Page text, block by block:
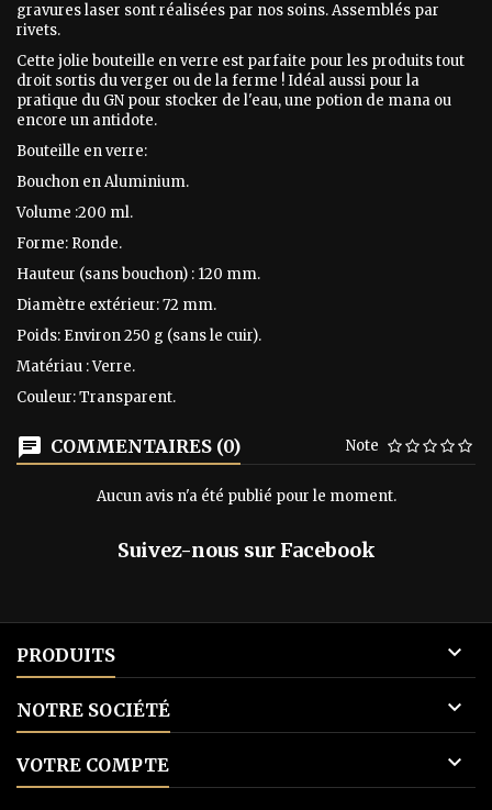
gravures laser sont réalisées par nos soins. Assemblés par
rivets.
Cette jolie bouteille en verre est parfaite pour les produits tout
droit sortis du verger ou de la ferme ! Idéal aussi pour la
pratique du GN pour stocker de l'eau, une potion de mana ou
encore un antidote.
Bouteille en verre:
Bouchon en Aluminium.
Volume :200 ml.
Forme: Ronde.
Hauteur (sans bouchon) : 120 mm.
Diamètre extérieur: 72 mm.
Poids: Environ 250 g (sans le cuir).
Matériau : Verre.
Couleur: Transparent.
COMMENTAIRES (0) Note
Aucun avis n'a été publié pour le moment.
Suivez-nous sur Facebook
PRODUITS 
NOTRE SOCIÉTÉ 
VOTRE COMPTE 